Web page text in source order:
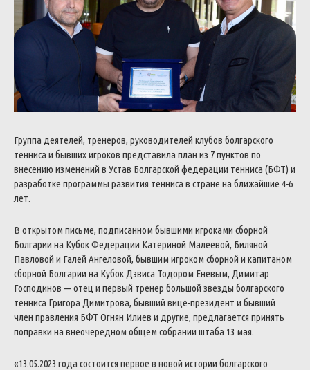
Группа деятелей, тренеров, руководителей клубов болгарского
тенниса и бывших игроков представила план из 7 пунктов по
внесению изменений в Устав Болгарской федерации тенниса (БФТ) и
разработке программы развития тенниса в стране на ближайшие 4-6
лет.
В открытом письме, подписанном бывшими игроками сборной
Болгарии на Кубок Федерации Катериной Малеевой, Биляной
Павловой и Галей Ангеловой, бывшим игроком сборной и капитаном
сборной Болгарии на Кубок Дэвиса Тодором Еневым, Димитар
Господинов — отец и первый тренер большой звезды болгарского
тенниса Григора Димитрова, бывший вице-президент и бывший
член правления БФТ Огнян Илиев и другие, предлагается принять
поправки на внеочередном общем собрании штаба 13 мая.
«13.05.2023 года состоится первое в новой истории болгарского